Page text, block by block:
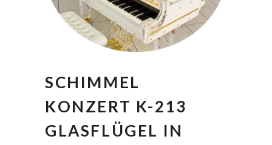
SCHIMMEL
KONZERT K-213
GLASFLÜGEL IN